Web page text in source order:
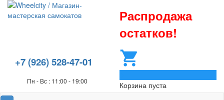
Распродажа
остатков!
+7 (926) 528-47-01
Пн - Вс : 11:00 - 19:00
Корзина пуста